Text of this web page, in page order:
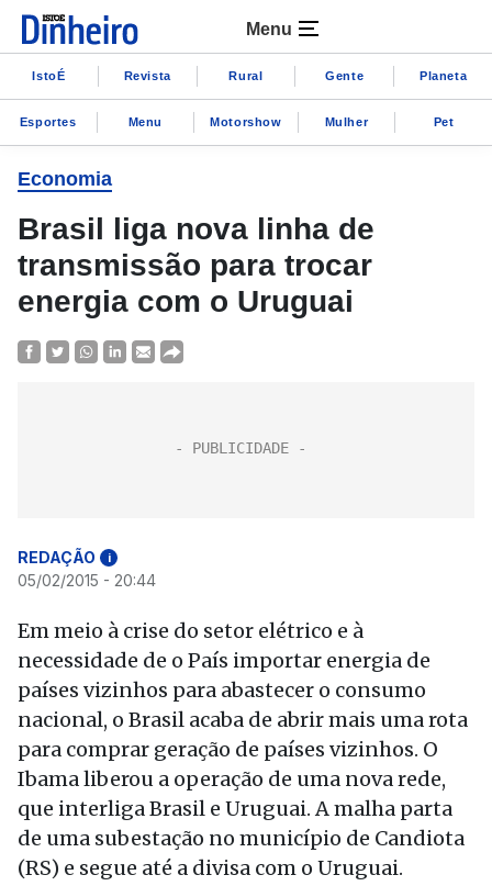
Menu
IstoÉ Revista Rural Gente Planeta
Esportes Menu Motorshow Mulher Pet
Economia
Brasil liga nova linha de
transmissão para trocar
energia com o Uruguai
REDAÇÃO i
05/02/2015 - 20:44
Em meio à crise do setor elétrico e à
necessidade de o País importar energia de
países vizinhos para abastecer o consumo
nacional, o Brasil acaba de abrir mais uma rota
para comprar geração de países vizinhos. O
Ibama liberou a operação de uma nova rede,
que interliga Brasil e Uruguai. A malha parta
de uma subestação no município de Candiota
(RS) e segue até a divisa com o Uruguai.